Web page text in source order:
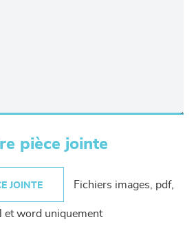
pièce jointe
JOINTE Fichiers images, pdf,
et word uniquement